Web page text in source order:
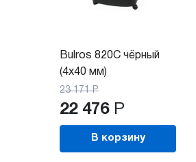
Bulros 820C чёрный
(4x40 мм)
23 171 Р
22 476 Р
В корзину